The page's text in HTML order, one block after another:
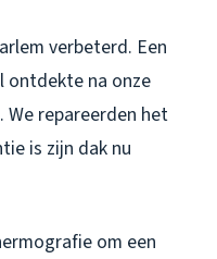
verbeterd. Een
ontdekte na onze
repareerden het
is zijn dak nu
om een